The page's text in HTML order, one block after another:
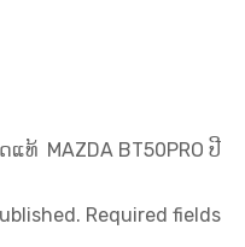
ທ້ MAZDA BT50PRO ປີ
Required fields